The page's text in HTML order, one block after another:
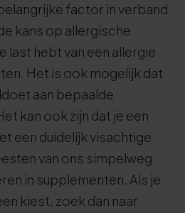
factor in verband
kans op allergische
last hebt van een allergie
Het is ook mogelijk dat
aan bepaalde
kan ook zijn dat je een
een duidelijk visachtige
van ons simpelweg
in supplementen. Als je
kiest, zoek dan naar